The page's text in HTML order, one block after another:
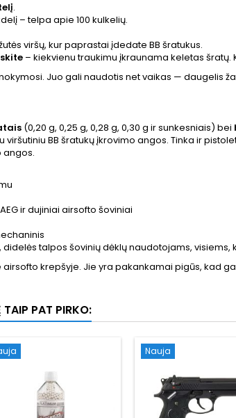
.
– telpa apie 100 kulkelių.
viršų, kur paprastai įdedate BB šratukus.
– kiekvienu traukimu įkraunama keletas šratų.
Juo gali naudotis net vaikas — daugelis
(0,20 g, 0,25 g, 0,28 g, 0,30 g ir sunkesniais) bei
viršutiniu BB šratukų įkrovimo angos. Tinka ir
angos.
ir dujiniai airsofto šoviniai
talpos šovinių dėklų naudotojams, visiems,
krepšyje. Jie yra pakankamai pigūs, kad
TAIP PAT PIRKO:
Nauja